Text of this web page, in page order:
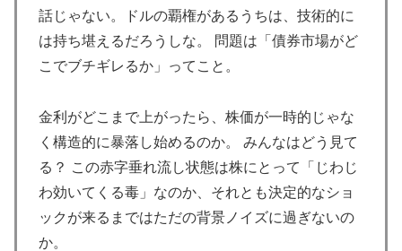
ゴール！久保建英超え歴代2位の記録！3得点に絡む活躍
で海外絶賛！【海外の反応】
▶ 韓国人「韓国サッカー協会、外国人審判に“性接待”報
か？」「日本人が言ってたこと正しかったね・・・...
▶ 海外「日本なんて行くんじゃなかった…」 日本を知っ
てしまったディズニー信者、帰国後『本家』に失望する
▶
【海外の反応】アルゼンチン協会、FIFA会長に確固たる
話じゃない。ドルの覇権があるうちは、技術的に
は持ち堪えるだろうしな。 問題は「債券市場がど
こでブチギレるか」ってこと。
金利がどこまで上がったら、株価が一時的じゃな
く構造的に暴落し始めるのか。 みんなはどう見て
る？ この赤字垂れ流し状態は株にとって「じわじ
わ効いてくる毒」なのか、それとも決定的なショ
ックが来るまではただの背景ノイズに過ぎないの
か。